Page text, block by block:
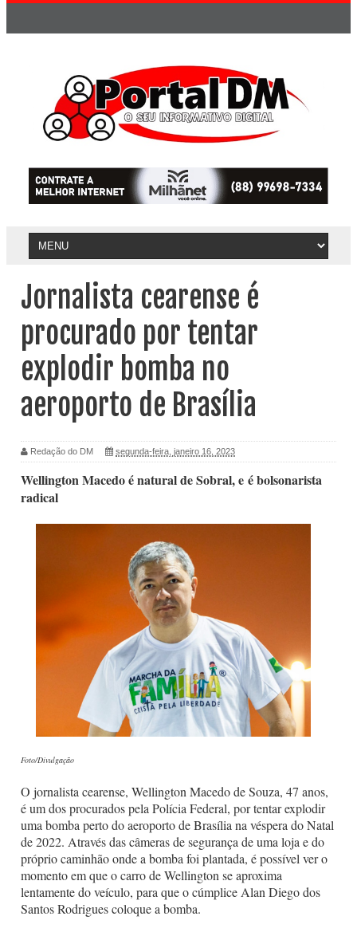
Jornalista cearense é
procurado por tentar
explodir bomba no
aeroporto de Brasília
Redação do DM segunda-feira, janeiro 16, 2023
Wellington Macedo é natural de Sobral, e é bolsonarista
radical
Foto/Divulgação
O jornalista cearense, Wellington Macedo de Souza, 47 anos,
é um dos procurados pela Polícia Federal, por tentar explodir
uma bomba perto do aeroporto de Brasília na véspera do Natal
de 2022. Através das câmeras de segurança de uma loja e do
próprio caminhão onde a bomba foi plantada, é possível ver o
momento em que o carro de Wellington se aproxima
lentamente do veículo, para que o cúmplice Alan Diego dos
Santos Rodrigues coloque a bomba.